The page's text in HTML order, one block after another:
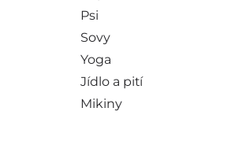
Psi
Sovy
Yoga
Jídlo a pití
Mikiny